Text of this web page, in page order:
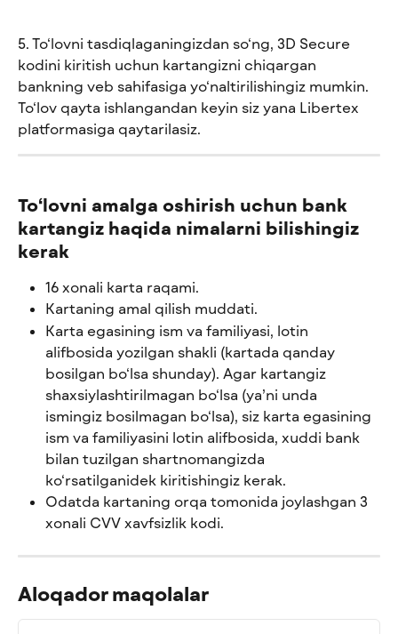
5. To‘lovni tasdiqlaganingizdan so‘ng, 3D Secure
kodini kiritish uchun kartangizni chiqargan
bankning veb sahifasiga yo‘naltirilishingiz mumkin.
To‘lov qayta ishlangandan keyin siz yana Libertex
platformasiga qaytarilasiz.
To‘lovni amalga oshirish uchun bank
kartangiz haqida nimalarni bilishingiz
kerak
16 xonali karta raqami.
Kartaning amal qilish muddati.
Karta egasining ism va familiyasi, lotin
alifbosida yozilgan shakli (kartada qanday
bosilgan bo‘lsa shunday). Agar kartangiz
shaxsiylashtirilmagan bo‘lsa (ya’ni unda
ismingiz bosilmagan bo‘lsa), siz karta egasining
ism va familiyasini lotin alifbosida, xuddi bank
bilan tuzilgan shartnomangizda
ko‘rsatilganidek kiritishingiz kerak.
Odatda kartaning orqa tomonida joylashgan 3
xonali CVV xavfsizlik kodi.
Aloqador maqolalar